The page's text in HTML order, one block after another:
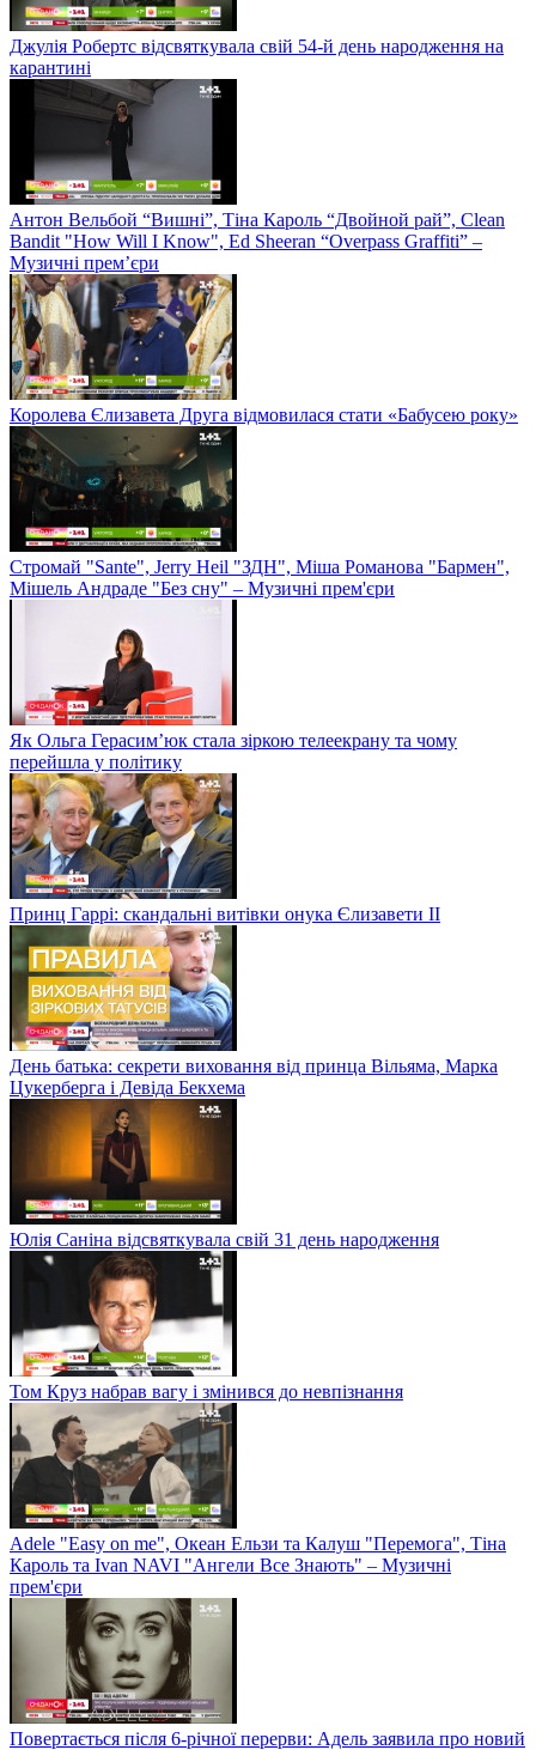
Джулія Робертс відсвяткувала свій 54-й день народження на
карантині
Антон Вельбой “Вишні”, Тіна Кароль “Двойной рай”, Clean
Bandit "How Will I Know", Ed Sheeran “Overpass Graffiti” –
Музичні прем’єри
Королева Єлизавета Друга відмовилася стати «Бабусею року»
Стромай "Sante", Jerry Heil "ЗДН", Міша Романова "Бармен",
Мішель Андраде "Без сну" – Музичні прем'єри
Як Ольга Герасим’юк стала зіркою телеекрану та чому
перейшла у політику
Принц Гаррі: скандальні витівки онука Єлизавети II
День батька: секрети виховання від принца Вільяма, Марка
Цукерберга і Девіда Бекхема
Юлія Саніна відсвяткувала свій 31 день народження
Том Круз набрав вагу і змінився до невпізнання
Adele "Easy on me", Океан Ельзи та Калуш "Перемога", Тіна
Кароль та Ivan NAVI "Ангели Все Знають" – Музичні
прем'єри
Повертається після 6-річної перерви: Адель заявила про новий